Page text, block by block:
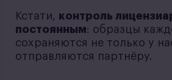
Кстати, контроль
постоянным: образцы
сохраняются не только у
отправляются партнёру.